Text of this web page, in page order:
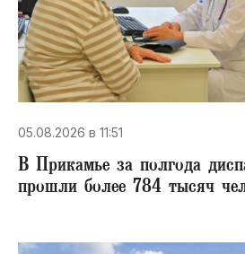
05.08.2026 в 11:51
В Прикамье за полгода
прошли более 784 тысяч